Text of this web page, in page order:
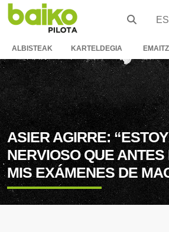
ES
ALBISTEAK KARTELDEGIA
ASIER AGIRRE:
NERVIOSO QUE ANTES
MIS EXÁMENES DE